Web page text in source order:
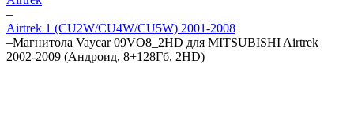
–
Airtrek 1 (CU2W/CU4W/CU5W) 2001-2008
–Магнитола Vaycar 09VO8_2HD для MITSUBISHI Airtrek
2002-2009 (Андроид, 8+128Гб, 2HD)